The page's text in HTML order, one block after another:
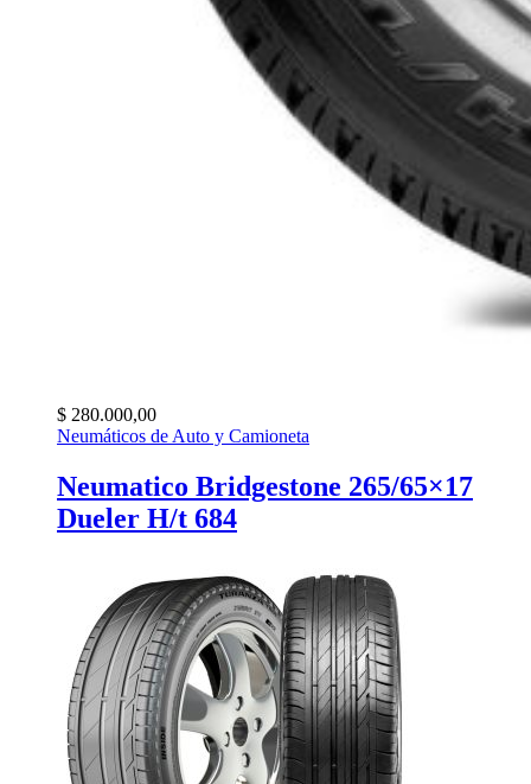
$ 280.000,00
Neumáticos de Auto y Camioneta
Neumatico Bridgestone 265/65×17
Dueler H/t 684